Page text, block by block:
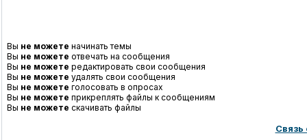
Вы не можете начинать темы
Вы не можете отвечать на сообщения
Вы не можете редактировать свои сообщения
Вы не можете удалять свои сообщения
Вы не можете голосовать в опросах
Вы не можете прикреплять файлы к сообщениям
Вы не можете скачивать файлы